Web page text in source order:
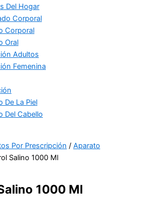
Del Hogar
Corporal
Corporal
Oral
Adultos
Femenina
De La Piel
Del Cabello
Por Prescripción / Aparato
Salino 1000 Ml
1000 Ml